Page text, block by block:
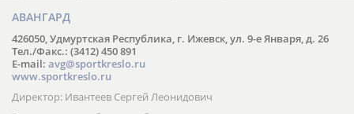
АВАНГАРД
426050, Удмуртская Республика, г. Ижевск, ул. 9-е Января, д. 26
Тел./Факс.: (3412) 450 891
E-mail: avg@sportkreslo.ru
www.sportkreslo.ru
Директор: Ивантеев Сергей Леонидович